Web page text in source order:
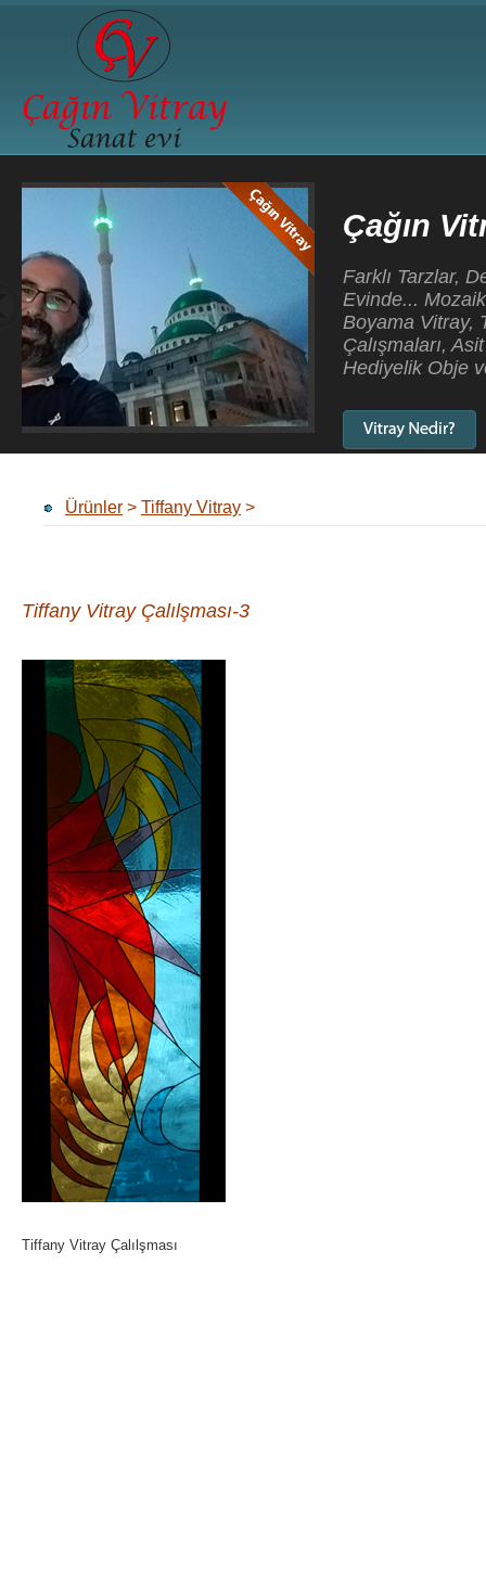
Çağın Vitray Sanatevi
Farklı Tarzlar, Değişik renkler, Yeni Teknikler, Çağın
Evinde... Mozaik Vitray, Tiffany Vitray, Kurşunlu
Boyama Vitray, Tavan Vitrayları, Cami Vitray
Çalışmaları, Asit Gravür Çalışmaları, Dekoratif
Hediyelik Obje ve Biblolar...
Ürünler > Tiffany Vitray >
Tiffany Vitray Çalılşması-3
Tiffany Vitray Çalılşması